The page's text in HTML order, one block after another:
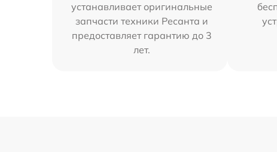
устанавливает оригинальные
запчасти техники Ресанта и
предоставляет гарантию до 3
лет.